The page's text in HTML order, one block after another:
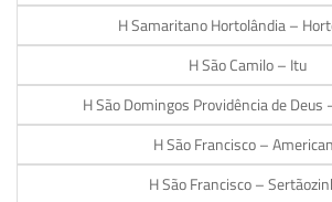
H Samaritano Hortolândia –
H São Camilo – Itu
H São Domingos Providência de Deus
H São Francisco –
H São Francisco –